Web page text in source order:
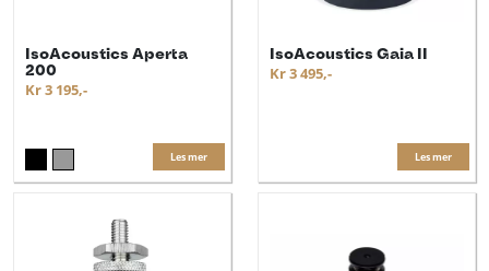
IsoAcoustics Aperta
200
Kr 3 195,-
Les mer
IsoAcoustics Gaia II
Kr 3 495,-
Les mer